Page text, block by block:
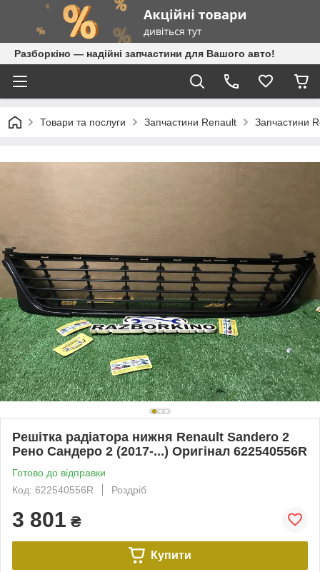
Разборкіно — надійні запчастини для Вашого авто!
Товари та послуги Запчастини Renault Запчастини
Решітка радіатора нижня Renault Sandero 2
Рено Сандеро 2 (2017-...) Оригінал 622540556R
Готово до відправки
Код: 622540556R
Роздріб
3 801 ₴
Купити